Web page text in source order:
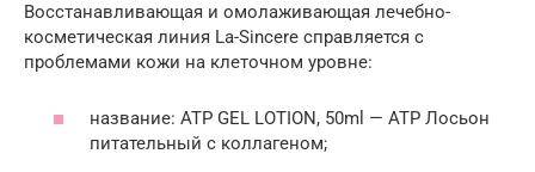
Восстанавливающая и омолаживающая лечебно-
косметическая линия La-Sincere справляется с
проблемами кожи на клеточном уровне:
название: ATP GEL LOTION, 50ml — АТР Лосьон
питательный с коллагеном;